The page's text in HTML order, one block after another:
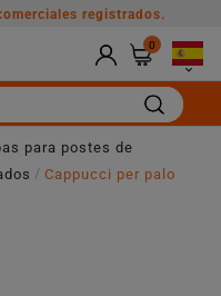
registrados.
0

para postes de
Cappucci per palo